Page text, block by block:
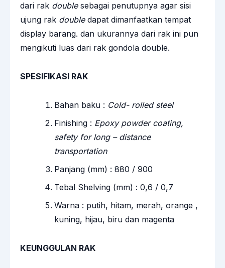
dari rak doublesebagai penutupnya agar sisi
ujung rak doubledapat dimanfaatkan tempat
display barang. dan ukurannya dari rak ini pun
mengikuti luas dari rak gondola double.
SPESIFIKASI RAK
Bahan baku : Cold- rolled steel
Finishing : Epoxy powder coating,
safety for long – distance
transportation
Panjang (mm) : 880 / 900
Tebal Shelving (mm) : 0,6 / 0,7
Warna : putih, hitam, merah, orange ,
kuning, hijau, biru dan magenta
KEUNGGULAN RAK